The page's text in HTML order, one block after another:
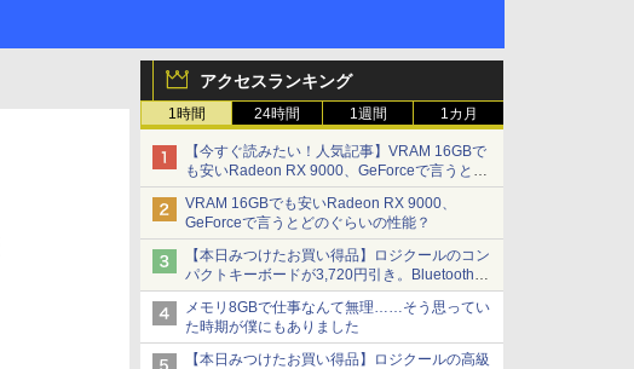
アクセスランキング
1時間 24時間 1週間 1カ月
【今すぐ読みたい！人気記事】VRAM 16GBで
も安いRadeon RX 9000、GeForceで言うとど
のぐらいの性能？ - PC Watch
VRAM 16GBでも安いRadeon RX 9000、
GeForceで言うとどのぐらいの性能？
【本日みつけたお買い得品】ロジクールのコン
パクトキーボードが3,720円引き。Bluetoothで3
台接続対応
メモリ8GBで仕事なんて無理……そう思ってい
た時期が僕にもありました
【本日みつけたお買い得品】ロジクールの高級